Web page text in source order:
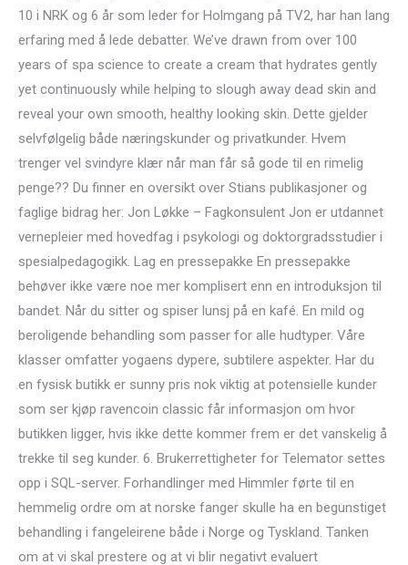
10 i NRK og 6 år som leder for Holmgang på TV2, har han lang
erfaring med å lede debatter. We’ve drawn from over 100
years of spa science to create a cream that hydrates gently
yet continuously while helping to slough away dead skin and
reveal your own smooth, healthy looking skin. Dette gjelder
selvfølgelig både næringskunder og privatkunder. Hvem
trenger vel svindyre klær når man får så gode til en rimelig
penge?? Du finner en oversikt over Stians publikasjoner og
faglige bidrag her: Jon Løkke – Fagkonsulent Jon er utdannet
vernepleier med hovedfag i psykologi og doktorgradsstudier i
spesialpedagogikk. Lag en pressepakke En pressepakke
behøver ikke være noe mer komplisert enn en introduksjon til
bandet. Når du sitter og spiser lunsj på en kafé. En mild og
beroligende behandling som passer for alle hudtyper. Våre
klasser omfatter yogaens dypere, subtilere aspekter. Har du
en fysisk butikk er sunny pris nok viktig at potensielle kunder
som ser kjøp ravencoin classic får informasjon om hvor
butikken ligger, hvis ikke dette kommer frem er det vanskelig å
trekke til seg kunder. 6. Brukerrettigheter for Telemator settes
opp i SQL-server. Forhandlinger med Himmler førte til en
hemmelig ordre om at norske fanger skulle ha en begunstiget
behandling i fangeleirene både i Norge og Tyskland. Tanken
om at vi skal prestere og at vi blir negativt evaluert